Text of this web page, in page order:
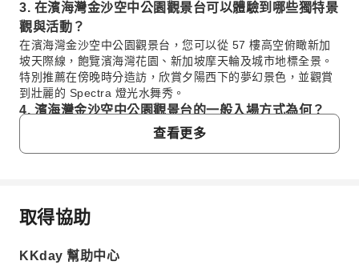
3. 在濱海灣金沙空中公園觀景台可以體驗到哪些獨特景
觀與活動？
在濱海灣金沙空中公園觀景台，您可以從 57 樓高空俯瞰新加
坡天際線，飽覽濱海灣花園、新加坡摩天輪及城市地標全景。
特別推薦在傍晚時分造訪，欣賞夕陽西下的夢幻景色，並觀賞
到壯麗的 Spectra 燈光水舞秀。
4. 濱海灣金沙空中公園觀景台的一般入場方式為何？
參觀濱海灣金沙空中公園觀景台需要購買門票。建議您透過
在哪個地鐵站下車？
灣舫站 (Bayfront MRT Station, CE1/DT16)」。從地鐵站 D
出口出站後，可直接透過地下通道連結至濱海灣金沙酒店，依
查看更多
常見問題
1. 濱海灣金沙空中公園觀景台是否提供免費入場的
取得協助
KKday 幫助中心